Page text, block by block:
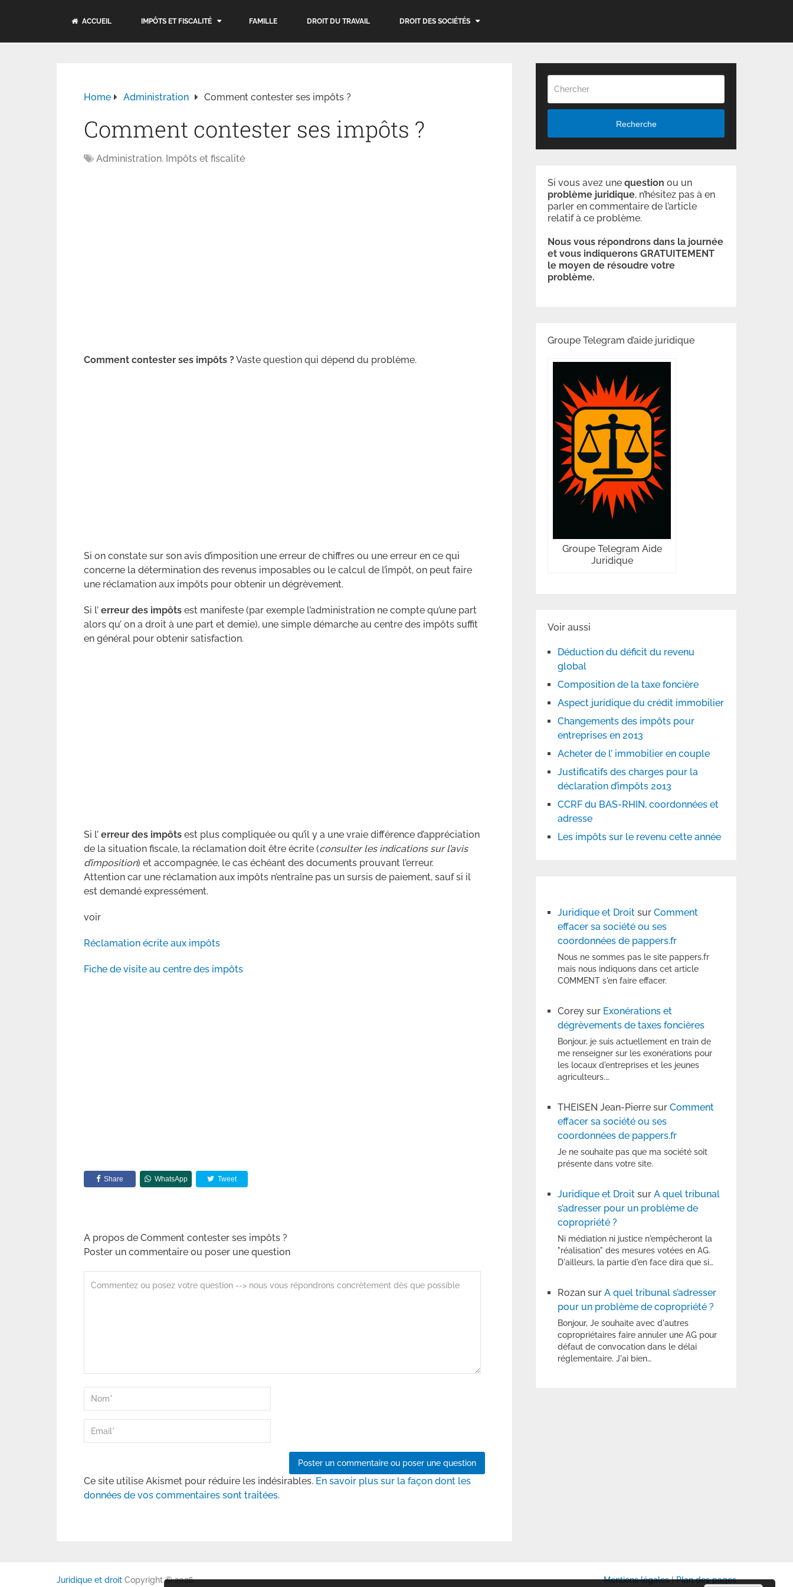
ACCUEIL IMPÔTS ET FISCALITÉ FAMILLE DROIT DU TRAVAIL DROIT DES SOCIÉTÉS
Home Administration Comment contester ses impôts ?
Comment contester ses impôts ?
Administration, Impôts et fiscalité
Comment contester ses impôts ?Vaste question qui dépend du problème.
Si on constate sur son avis d’imposition une erreur de chiffres ou une erreur en ce qui
concerne la détermination des revenus imposables ou le calcul de l’impôt, on peut faire
une réclamation aux impôts pour obtenir un dégrèvement.
Si l’ erreur des impôts est manifeste (par exemple l’administration ne compte qu’une part
alors qu’ on a droit à une part et demie), une simple démarche au centre des impôts suffit
en général pour obtenir satisfaction.
Si l’ erreur des impôts est plus compliquée ou qu’il y a une vraie différence d’appréciation
de la situation fiscale, la réclamation doit être écrite (consulter les indications sur l’avis
d’imposition) et accompagnée, le cas échéant des documents prouvant l’erreur.
Attention car une réclamation aux impôts n’entraîne pas un sursis de paiement, sauf si il
est demandé expressément.
voir
Réclamation écrite aux impôts
Fiche de visite au centre des impôts
Share WhatsApp Tweet
A propos de Comment contester ses impôts ?
Poster un commentaire ou poser une question
Ce site utilise Akismet pour réduire les indésirables. En savoir plus sur la façon dont les
données de vos commentaires sont traitées.
Recherche
Si vous avez unequestion ou un
problème juridique, n’hésitez pas à en
parler en commentaire de l’article
relatif à ce problème.
Nous vous répondrons dans la journée
et vous indiquerons GRATUITEMENT
le moyen de résoudre votre
problème.
Groupe Telegram d’aide juridique
Groupe Telegram Aide
Juridique
Voir aussi
Déduction du déficit du revenu
global
Composition de la taxe foncière
Aspect juridique du crédit immobilier
Changements des impôts pour
entreprises en 2013
Acheter de l’ immobilier en couple
Justificatifs des charges pour la
déclaration d’impôts 2013
CCRF du BAS-RHIN, coordonnées et
adresse
Les impôts sur le revenu cette année
Juridique et Droit surComment
effacer sa société ou ses
coordonnées de pappers.fr
Nous ne sommes pas le site pappers.fr
mais nous indiquons dans cet article
COMMENT s'en faire effacer.
Corey sur Exonérations et
dégrèvements de taxes foncières
Bonjour, je suis actuellement en train de
me renseigner sur les exonérations pour
les locaux d'entreprises et les jeunes
agriculteurs.…
THEISEN Jean-Pierre surComment
effacer sa société ou ses
coordonnées de pappers.fr
Je ne souhaite pas que ma société soit
présente dans votre site.
Juridique et Droit surA quel tribunal
s’adresser pour un problème de
copropriété ?
Ni médiation ni justice n'empêcheront la
"réalisation" des mesures votées en AG.
D'ailleurs, la partie d'en face dira que si…
Rozan surA quel tribunal s’adresser
pour un problème de copropriété ?
Bonjour, Je souhaite avec d'autres
copropriétaires faire annuler une AG pour
défaut de convocation dans le délai
réglementaire. J'ai bien…
Juridique et droit Copyright © 2026. Mentions légalesIPlan des pages